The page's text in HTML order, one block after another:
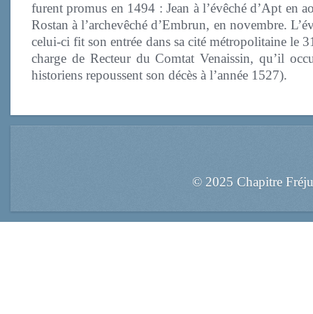
furent promus en 1494 : Jean à l’évêché d’Apt en
Rostan à l’archevêché d’Embrun, en novembre.
celui-ci fit son entrée dans sa cité métropolitaine le
charge de Recteur du Comtat Venaissin, qu’il
historiens repoussent son décès à l’année 1527).
© 2025 Chapitre